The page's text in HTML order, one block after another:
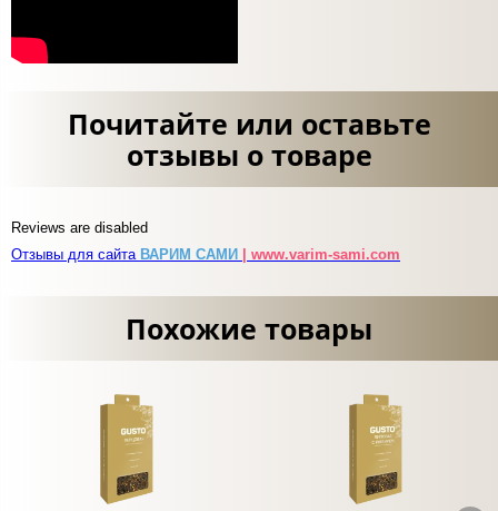
Почитайте или оставьте
отзывы о товаре
Reviews are disabled
Отзывы для сайта ВАРИМ САМИ | www.varim-sami.com
Похожие товары